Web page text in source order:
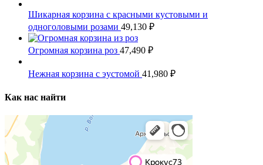
Шикарная корзина с красными кустовыми и
одноголовыми розами 49,130 ₽
Огромная корзина роз 47,490 ₽
Нежная корзина с эустомой 41,980 ₽
Как нас найти